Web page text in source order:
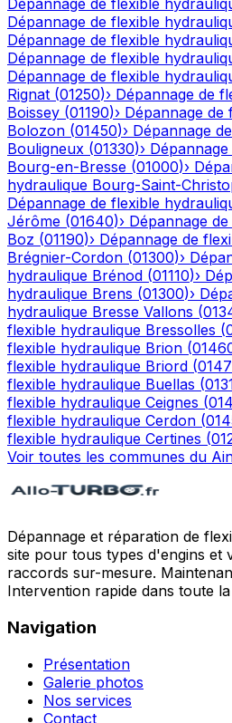
Dépannage de flexible
Dépannage de flexible
Dépannage de flexible
Dépannage de flexible
Dépannage de flexible
Rignat (01250)› Dépannage de
Boissey (01190)› Dépannage de
Bolozon (01450)› Dépannage
Bouligneux (01330)›
Bourg-en-Bresse (01000)›
hydraulique Bourg-Saint-
Dépannage de flexible
Jérôme (01640)› Dépannage
Boz (01190)› Dépannage de
Brégnier-Cordon (01300)›
hydraulique Brénod (01110)›
hydraulique Brens (01300)›
hydraulique Bresse Vallons (
flexible hydraulique Bressolles (
flexible hydraulique Brion (
flexible hydraulique Briord (
flexible hydraulique Buellas (
flexible hydraulique Ceignes (
flexible hydraulique Cerdon (
flexible hydraulique Certines (
Voir toutes les communes du
Dépannage et réparation de
site pour tous types d'engins et
raccords sur-mesure.
Intervention rapide dans toute
Navigation
Présentation
Galerie photos
Nos services
Contact